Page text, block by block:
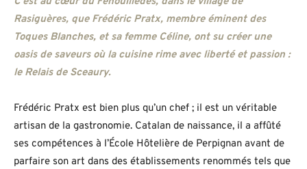
Rasiguères, que Frédéric Pratx, membre éminent des
Toques Blanches, et sa femme Céline, ont su créer une
oasis de saveurs où la cuisine rime avec liberté et passion :
le Relais de Sceaury.
Frédéric Pratx est bien plus qu’un chef ; il est un véritable
artisan de la gastronomie. Catalan de naissance, il a affûté
ses compétences à l’École Hôtelière de Perpignan avant de
parfaire son art dans des établissements renommés tels que